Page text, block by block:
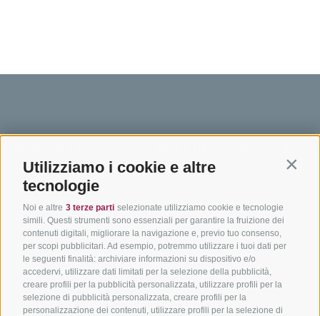
Utilizziamo i cookie e altre
tecnologie
Noi e altre 3 terze parti selezionate utilizziamo cookie e tecnologie
simili. Questi strumenti sono essenziali per garantire la fruizione dei
contenuti digitali, migliorare la navigazione e, previo tuo consenso,
per scopi pubblicitari. Ad esempio, potremmo utilizzare i tuoi dati per
le seguenti finalità: archiviare informazioni su dispositivo e/o
accedervi, utilizzare dati limitati per la selezione della pubblicità,
creare profili per la pubblicità personalizzata, utilizzare profili per la
selezione di pubblicità personalizzata, creare profili per la
personalizzazione dei contenuti, utilizzare profili per la selezione di
SÜDTIROL
Hotel & pacchetti
Pacchetti vacanze
Buoni vacanza
Hot Deals
Bike & Work
ADIGE
Adige
In bici da corsa in Alto
Adige
Ciclabili in Alto Adige
Scuole bike
Tutti i tour
Come
Meteo
Catalogo